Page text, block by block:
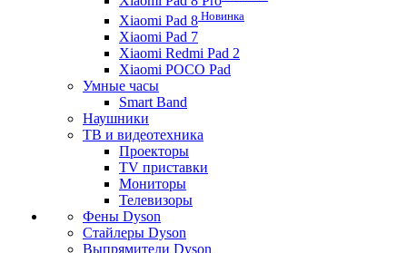
Xiaomi Pad 8 Новинка
Xiaomi Pad 7
Xiaomi Redmi Pad 2
Xiaomi POCO Pad
Умные часы
Smart Band
Наушники
ТВ и видеотехника
Проекторы
TV приставки
Мониторы
Телевизоры
Фены Dyson
Стайлеры Dyson
Выпрямители Dyson